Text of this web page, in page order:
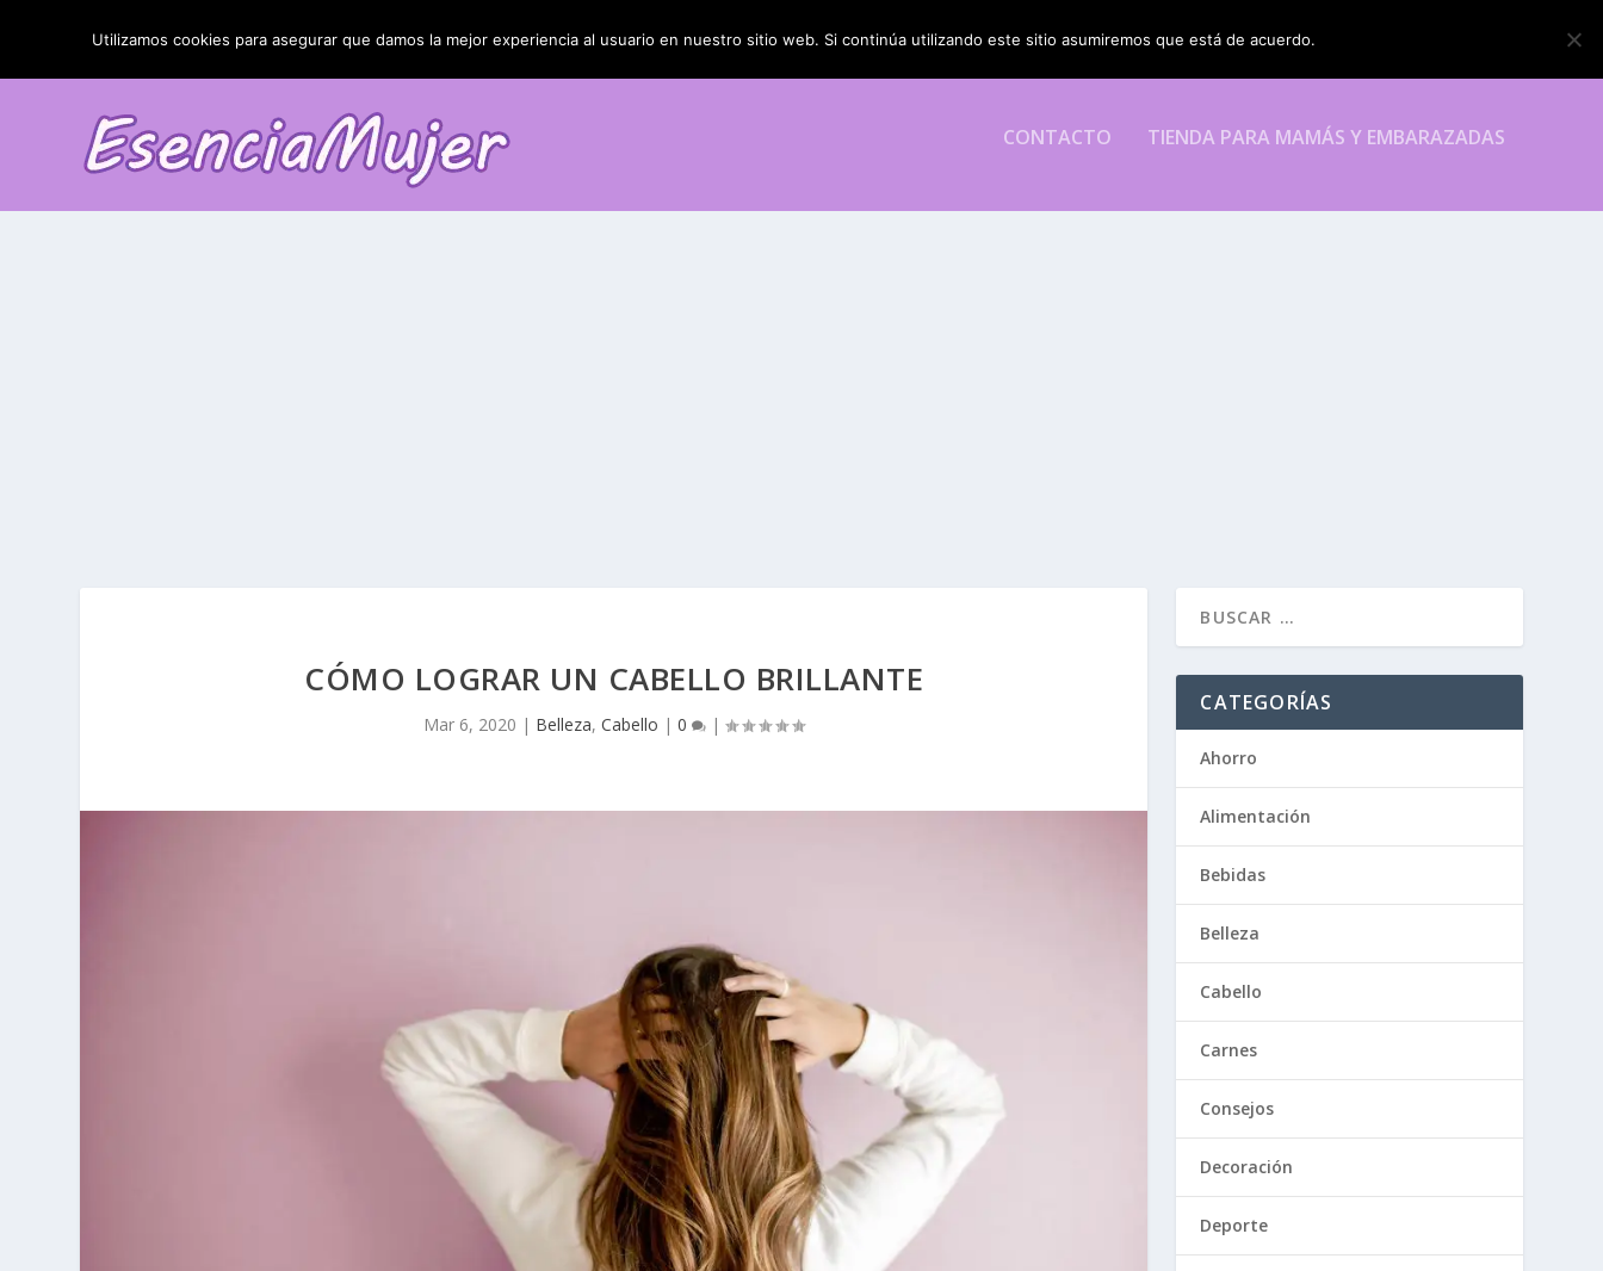
TENDENCIAS: La blefaroplastia y sus resultados
CONTACTO TIENDA PARA MAMÁS Y EMBARAZADAS
CÓMO LOGRAR UN CABELLO BRILLANTE
Mar 6, 2020 | Belleza,Cabello |0 |
CATEGORÍAS
Ahorro
Alimentación
Bebidas
Belleza
Cabello
Carnes
Consejos
Decoración
Deporte
Utilizamos cookies para asegurar que damos la mejor experiencia al usuario en nuestro sitio web. Si continúa utilizando este sitio asumiremos que está de acuerdo.